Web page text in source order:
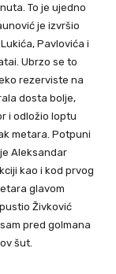
To je ujedno
je izvršio
Pavlovića i
Ubrzo se to
rezerviste na
dosta bolje,
i odložio loptu
metara. Potpuni
Aleksandar
kao i kod prvog
glavom
Živković
pred golmana
šut.